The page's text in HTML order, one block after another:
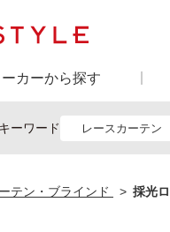
ーカーから探す
ーワード レースカーテン
テン・ブラインド 採光